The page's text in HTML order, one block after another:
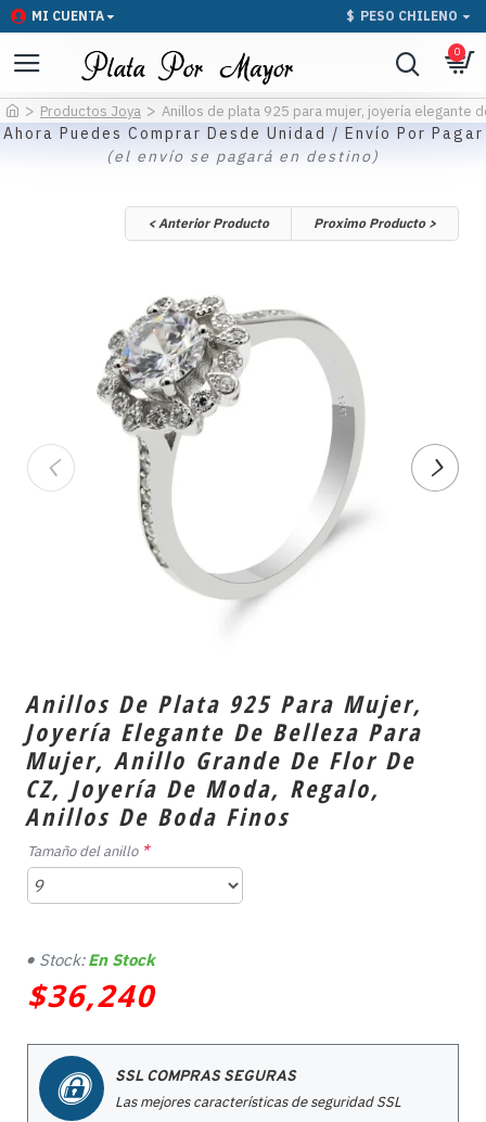
MI CUENTA $ PESO CHILENO
0
Productos Joya Anillos de plata 925 para mujer, joyería elegante
Ahora Puedes Comprar Desde Unidad / Envío Por Pagar
(el envío se pagará en destino)
< Anterior Producto Proximo Producto >
Anillos De Plata 925 Para Mujer,
Joyería Elegante De Belleza Para
Mujer, Anillo Grande De Flor De
CZ, Joyería De Moda, Regalo,
Anillos De Boda Finos
$36,240
Stock: En Stock
Tamaño del anillo
SSL COMPRAS SEGURAS
Las mejores características de seguridad SSL